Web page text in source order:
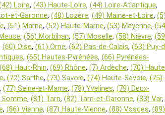
Loire, (43) Haute-Loire, (44) Loire-Atlantique,
et-Garonne, (48) Lozère, (49) Maine-et-Loire,
, (51) Marne, (52) Haute-Marne, (53) Mayenne,
, (56) Morbihan, (57) Moselle, (58) Nièvre,
(60) Oise, (61) Orne, (62) Pas-de-Calais, (63) Puy-
, (65) Hautes-Pyrénées, (66) Pyrénées-
(68) Haut-Rhin, (69) Rhône, (7) Ardèche, (70)
, (72) Sarthe, (73) Savoie, (74) Haute-Savoie, (75)
, (77) Seine-et-Marne, (78) Yvelines, (79) Deux-
Somme, (81) Tarn, (82) Tarn-et-Garonne, (83) Var,
, (86) Vienne, (87) Haute-Vienne, (88) Vosges, (89)